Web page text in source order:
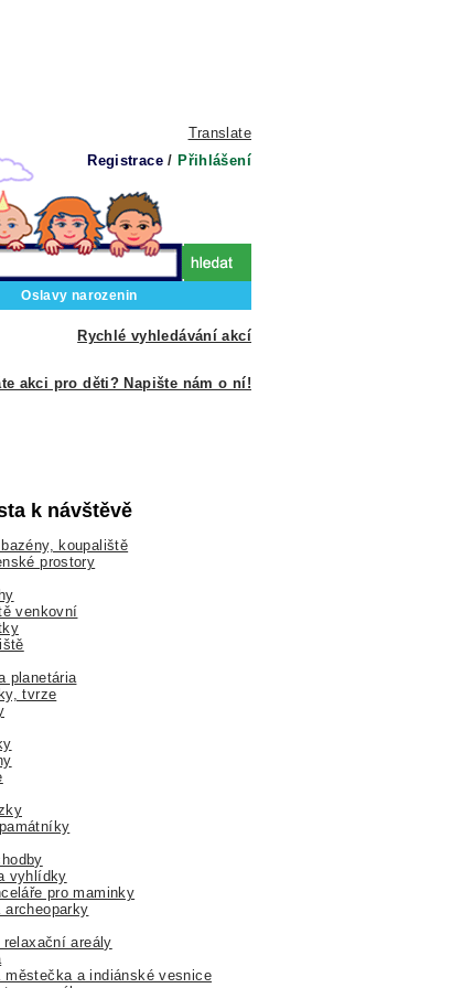
Translate
Registrace / Přihlášení
Oslavy narozenin
Rychlé vyhledávání akcí
akci pro děti? Napište nám o ní!
k návštěvě
koupaliště
prostory
venkovní
planetária
tvrze
vyhlídky
pro maminky
archeoparky
areály
městečka a indiánské vesnice